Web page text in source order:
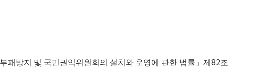
부패방지 및 국민권익위원회의 설치와 운영에 관한 법률 」 제 82조